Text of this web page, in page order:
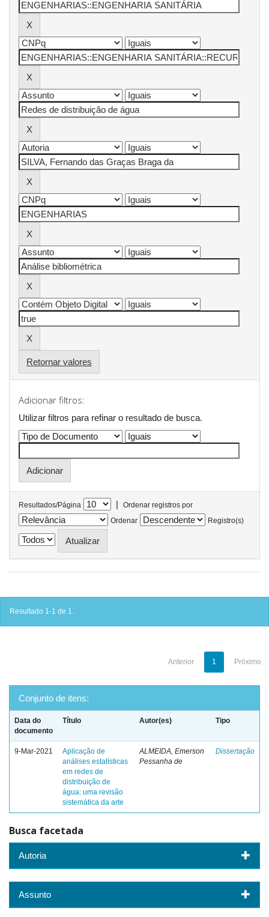
Retornar valores
Adicionar filtros:
Utilizar filtros para refinar o resultado de busca.
Resultados/Página |
Ordenar registros por
Ordenar
Registro(s)
Resultado 1-1 de 1.
Anterior 1 Próximo
Conjunto de itens:
Data do
documento
Título Autor(es) Tipo
9-Mar-2021
Aplicação de
análises estatísticas
em redes de
distribuição de
água: uma revisão
sistemática da arte
ALMEIDA, Emerson
Pessanha de
Dissertação
Busca facetada
Autoria
Assunto